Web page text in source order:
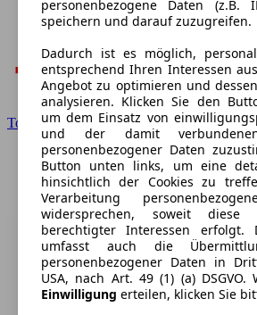
Toyota
personenbezogene Daten (z.B.
speichern und darauf zuzugreifen.
Dadurch ist es möglich,
entsprechend Ihren Interessen
Angebot zu optimieren und
analysieren. Klicken Sie den
um dem Einsatz von
und der damit
personenbezogener Daten
Button unten links, um eine
hinsichtlich der Cookies zu
Verarbeitung
widersprechen, soweit diese
berechtigter Interessen erfolgt.
umfasst auch die
personenbezogener Daten in
USA, nach Art. 49 (1) (a) DSGVO.
Einwilligung erteilen, klicken Sie